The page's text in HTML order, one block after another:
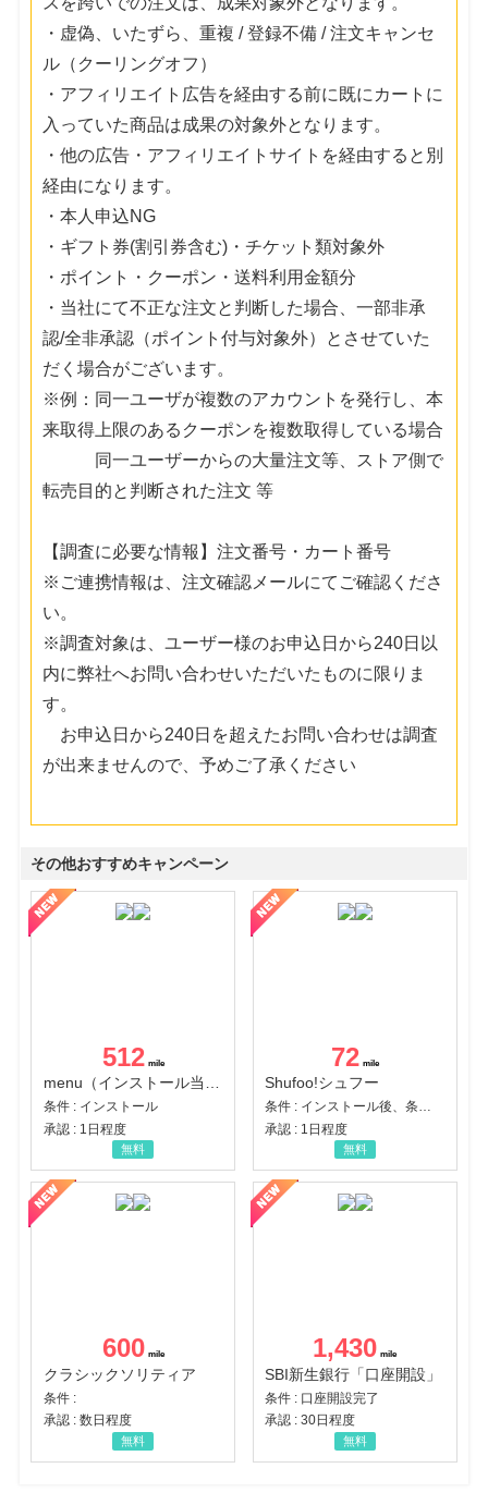
・虚偽、いたずら、重複 / 登録不備 / 注文キャンセ
ル（クーリングオフ）
・アフィリエイト広告を経由する前に既にカートに
入っていた商品は成果の対象外となります。
・他の広告・アフィリエイトサイトを経由すると別
経由になります。
・本人申込NG
・ギフト券(割引券含む)・チケット類対象外
・ポイント・クーポン・送料利用金額分
・当社にて不正な注文と判断した場合、一部非承
認/全非承認（ポイント付与対象外）とさせていた
だく場合がございます。
※例：同一ユーザが複数のアカウントを発行し、本
来取得上限のあるクーポンを複数取得している場合
同一ユーザーからの大量注文等、ストア側で
転売目的と判断された注文 等
【調査に必要な情報】注文番号・カート番号
※ご連携情報は、注文確認メールにてご確認くださ
い。
※調査対象は、ユーザー様のお申込日から240日以
内に弊社へお問い合わせいただいたものに限りま
す。
お申込日から240日を超えたお問い合わせは調査
が出来ませんので、予めご了承ください
その他おすすめキャンペーン
512
menu（インストール当日に指定のクーポンコード経由で1,500円（税込）以上の初回注文完了）（Android）
条件 : インストール
承認 : 1日程度
無料
72
Shufoo!シュフー
条件 : インストール後、条件達成
承認 : 1日程度
無料
600
クラシックソリティア
条件 :
承認 : 数日程度
無料
1,430
SBI新生銀行「口座開設」
条件 : 口座開設完了
承認 : 30日程度
無料